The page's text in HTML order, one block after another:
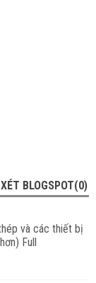
BLOGSPOT(0)
và các thiết bị
Full